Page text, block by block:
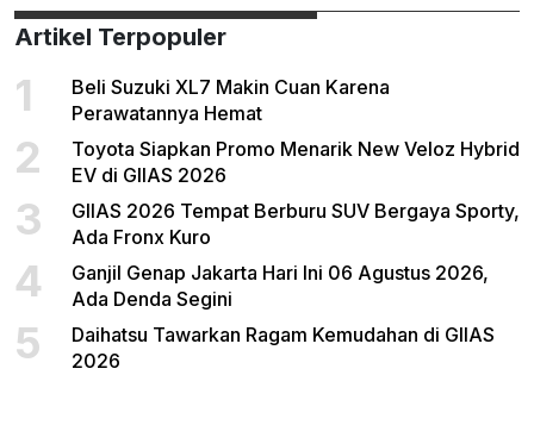
Artikel Terpopuler
1
Beli Suzuki XL7 Makin Cuan Karena
Perawatannya Hemat
2
Toyota Siapkan Promo Menarik New Veloz Hybrid
EV di GIIAS 2026
3
GIIAS 2026 Tempat Berburu SUV Bergaya Sporty,
Ada Fronx Kuro
4
Ganjil Genap Jakarta Hari Ini 06 Agustus 2026,
Ada Denda Segini
5
Daihatsu Tawarkan Ragam Kemudahan di GIIAS
2026